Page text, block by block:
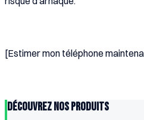
[Estimer mon téléphone
Découvrez Nos Produits